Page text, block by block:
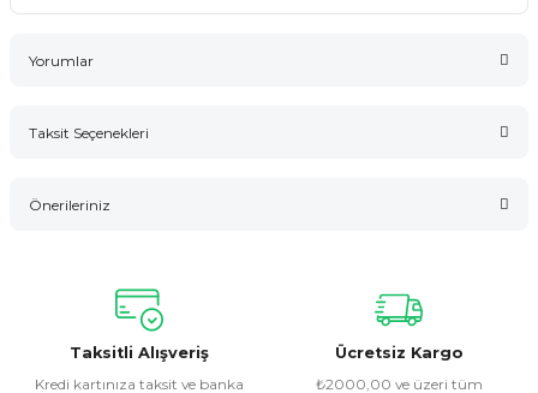
Yorumlar
Taksit Seçenekleri
Önerileriniz
konularda yetersiz gördüğünüz noktaları öneri formunu
kullanarak tarafımıza iletebilirsiniz.
Görüş ve önerileriniz için teşekkür ederiz.
Taksitli Alışveriş
Kredi kartınıza taksit ve banka
Ücretsiz Kargo
₺2000,00 ve üzeri tüm